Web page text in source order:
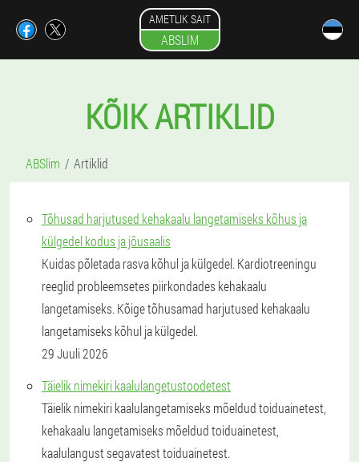
AMETLIK SAIT
ABSLIM
KÕIK ARTIKLID
ABSlim Artiklid
Tõhusad harjutused kehakaalu langetamiseks kõhus ja
külgedel kodus ja jõusaalis
Kuidas põletada rasva kõhul ja külgedel. Kardiotreeningu
reeglid probleemsetes piirkondades kehakaalu
langetamiseks. Kõige tõhusamad harjutused kehakaalu
langetamiseks kõhul ja külgedel.
29 Juuli 2026
Täielik nimekiri kaalulangetustoodetest
Täielik nimekiri kaalulangetamiseks mõeldud toiduainetest,
kehakaalu langetamiseks mõeldud toiduainetest,
kaalulangust segavatest toiduainetest.